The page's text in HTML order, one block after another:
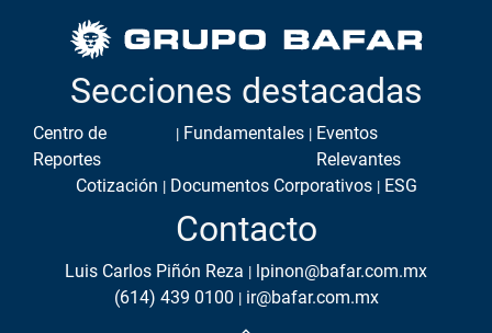
Secciones destacadas
Centro de
Reportes
Fundamentales
Eventos
Relevantes
Cotización
Documentos Corporativos ESG
Contacto
Luis Carlos Piñón Reza
lpinon@bafar.com.mx
(614) 439 0100
ir@bafar.com.mx